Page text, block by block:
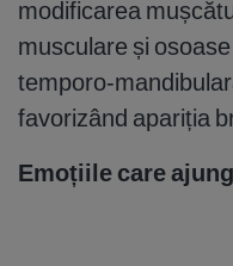
modificarea
musculare și
temporo-
favorizând apariția
Emoțiile care